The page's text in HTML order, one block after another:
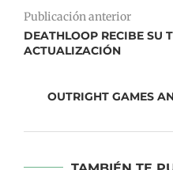
Publicación anterior
DEATHLOOP RECIBE SU
ACTUALIZACIÓN
OUTRIGHT GAMES